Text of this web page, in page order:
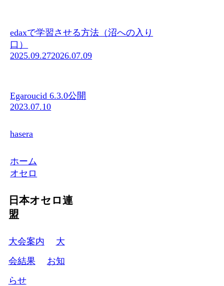
edaxで学習させる方法（沼への入り
口）
2025.09.272026.07.09
Egaroucid 6.3.0公開
2023.07.10
hasera
ホーム
オセロ
日本オセロ連
盟
大会案内
大
会結果
お知
らせ